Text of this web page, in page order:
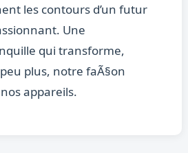
les contours d’un futur
Une
qui transforme,
plus, notre faÃ§on
appareils.